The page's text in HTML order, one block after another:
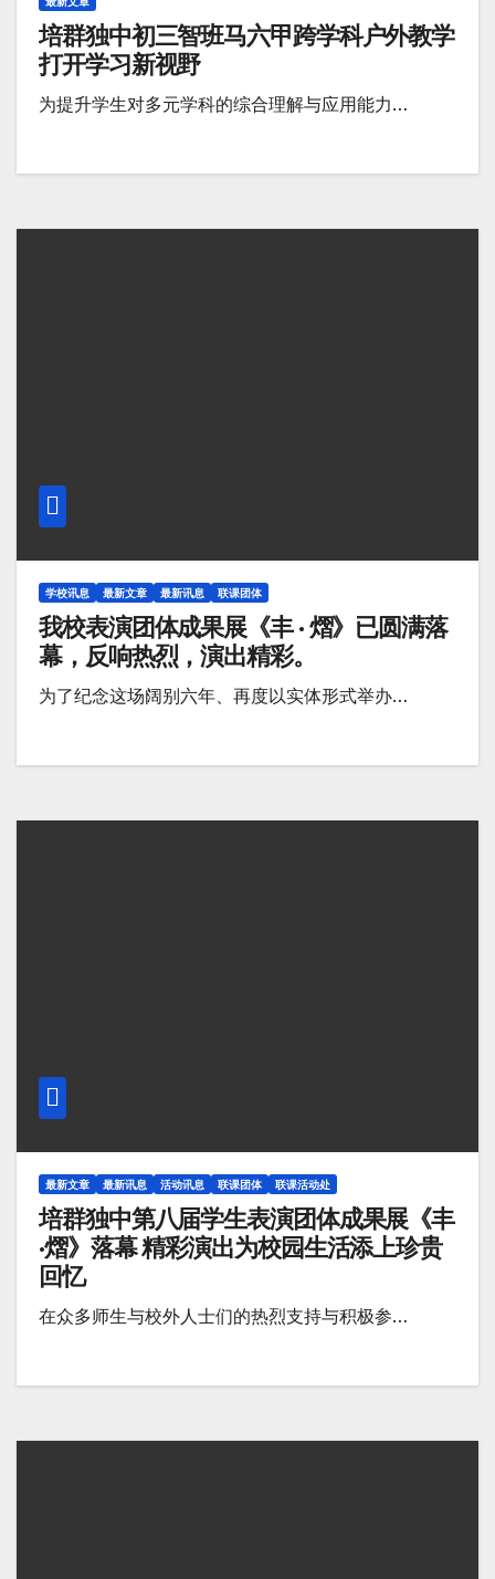
培群独中初三智班马六甲跨学科户外教学
打开学习新视野
为提升学生对多元学科的综合理解与应用能力…
学校讯息 最新文章 最新讯息 联课团体
我校表演团体成果展《丰 · 熠》已圆满落
幕，反响热烈，演出精彩。
为了纪念这场阔别六年、再度以实体形式举办…
最新文章 最新讯息 活动讯息 联课团体 联课活动处
培群独中第八届学生表演团体成果展《丰
·熠》落幕 精彩演出为校园生活添上珍贵
回忆
在众多师生与校外人士们的热烈支持与积极参…